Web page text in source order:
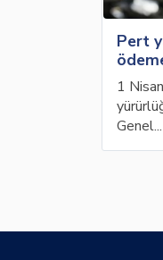
Pert
1
Genel...